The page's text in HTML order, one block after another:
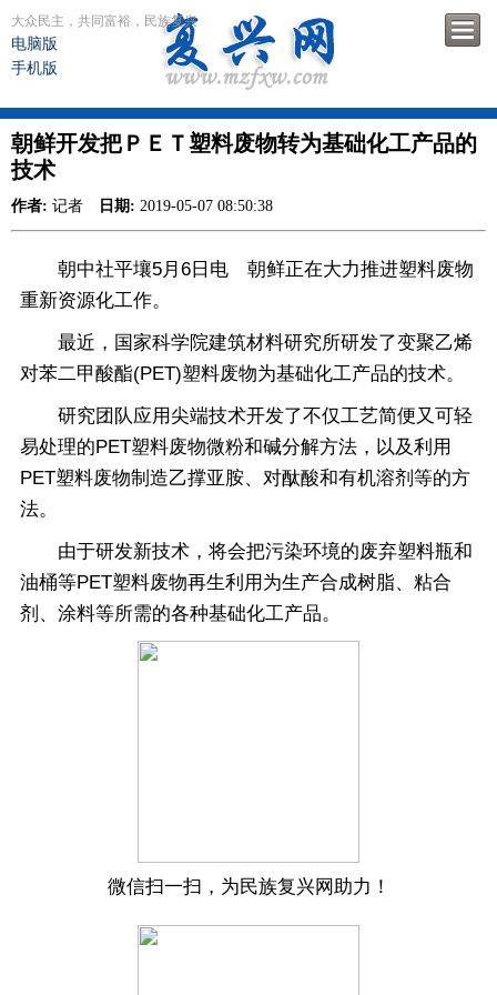
大众民主，共同富裕，民族复兴
电脑版
手机版
朝鲜开发把ＰＥＴ塑料废物转为基础化工产品的
技术
作者: 记者 日期: 2019-05-07 08:50:38
朝中社平壤5月6日电 朝鲜正在大力推进塑料废物
重新资源化工作。
最近，国家科学院建筑材料研究所研发了变聚乙烯
对苯二甲酸酯(PET)塑料废物为基础化工产品的技术。
研究团队应用尖端技术开发了不仅工艺简便又可轻
易处理的PET塑料废物微粉和碱分解方法，以及利用
PET塑料废物制造乙撑亚胺、对酞酸和有机溶剂等的方
法。
由于研发新技术，将会把污染环境的废弃塑料瓶和
油桶等PET塑料废物再生利用为生产合成树脂、粘合
剂、涂料等所需的各种基础化工产品。
微信扫一扫，为民族复兴网助力！